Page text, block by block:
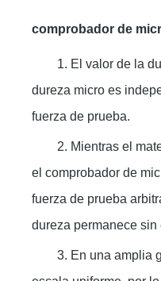
comprobador de
1. El valor de la
dureza micro es
fuerza de prueba.
2. Mientras el
el comprobador de
fuerza de prueba
dureza permanece sin
3. En una amplia